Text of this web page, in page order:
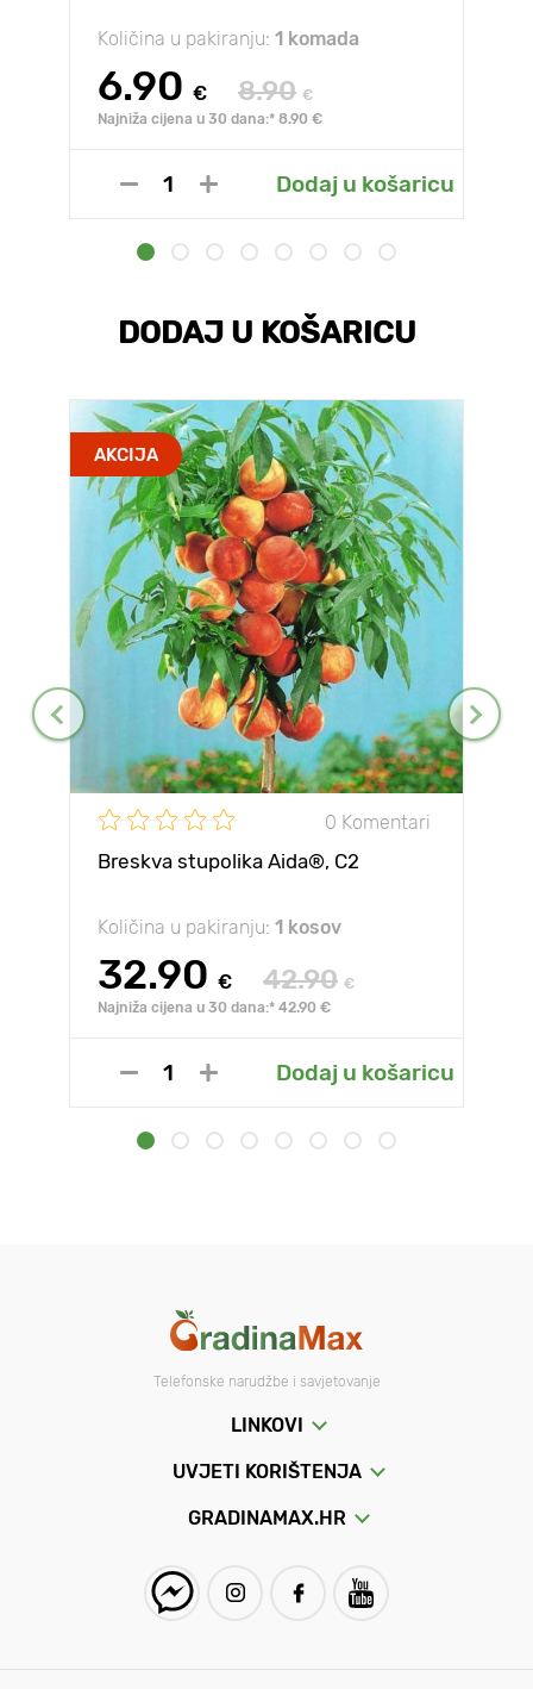
Količina u pakiranju: 1 komada
6.90 € 8.90 €
Najniža cijena u 30 dana:* 8.90 €
Dodaj u košaricu
DODAJ U KOŠARICU
AKCIJA
0 Komentari
Breskva stupolika Aida®, C2
Količina u pakiranju: 1 kosov
32.90 € 42.90 €
Najniža cijena u 30 dana:* 42.90 €
Dodaj u košaricu
Telefonske narudžbe i savjetovanje
LINKOVI
UVJETI KORIŠTENJA
GRADINAMAX.HR